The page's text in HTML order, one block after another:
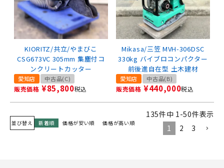
KIORITZ/共立/やまびこ
CSG673VC 305mm 集塵付コ
ンクリートカッター
愛知店 中古品(C)
販売価格 ¥85,800税込
Mikasa/三笠 MVH-306DSC
330kg バイブロコンパクター
前後進自在型 土木建材
愛知店 中古品(B)
販売価格 ¥440,000税込
並び替え 新着順 価格が安い順 価格が高い順
135件中 1 -50件表示
1
2 3